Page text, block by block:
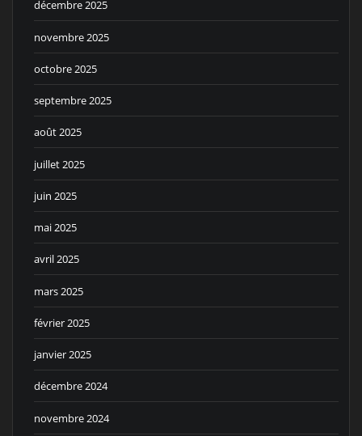
décembre 2025
novembre 2025
octobre 2025
septembre 2025
août 2025
juillet 2025
juin 2025
mai 2025
avril 2025
mars 2025
février 2025
janvier 2025
décembre 2024
novembre 2024